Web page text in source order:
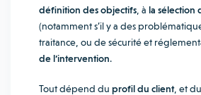
définition des objectifs , à la sélection
(notamment s’il y a des
traitance, ou de sécurité et
de l’intervention.
Tout dépend du profil du client, et